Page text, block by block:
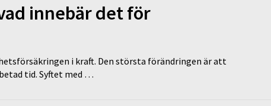
innebär det för
i kraft. Den största förändringen är att
tid. Syftet med …